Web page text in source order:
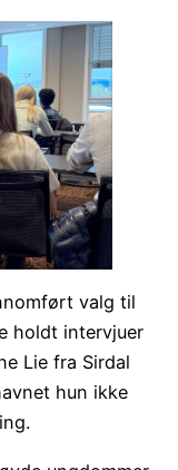
valg til
holdt intervjuer
Lie fra Sirdal
hun ikke